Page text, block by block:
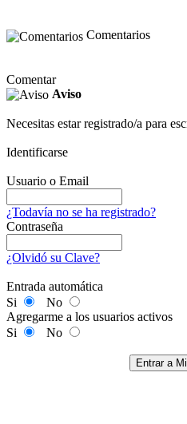
Comentarios
Comentar
Aviso
Necesitas estar registrado/a para
Identificarse
Usuario o Email
¿Todavía no se ha registrado?
Contraseña
¿Olvidó su Clave?
Entrada automática
Si
No
Agregarme a los usuarios activos
Si
No
Entrar a